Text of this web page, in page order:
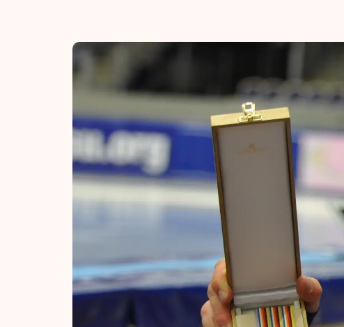
Schaatsfans
Olympische